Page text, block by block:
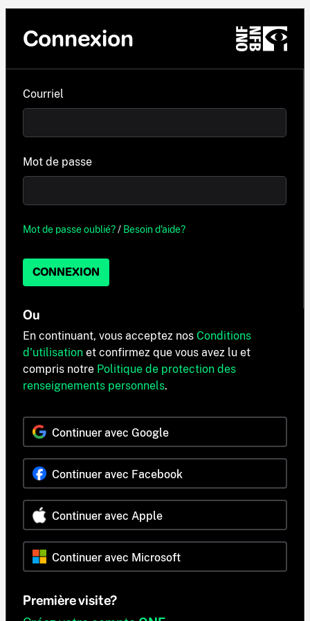
Connexion
Courriel
Mot de passe
Mot de passe oublié?/ Besoin d'aide?
CONNEXION
Ou
En continuant, vous acceptez nos Conditions
d'utilisation et confirmez que vous avez lu et
compris notre Politique de protection des
renseignements personnels.
Continuer avec Google
Continuer avec Facebook
Continuer avec Apple
Continuer avec Microsoft
Première visite?